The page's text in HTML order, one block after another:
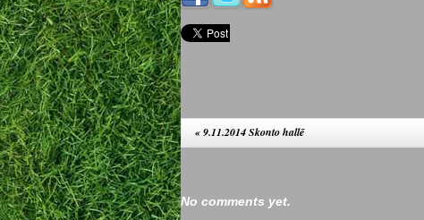
«9.11.2014 Skonto hallē
No comments yet.